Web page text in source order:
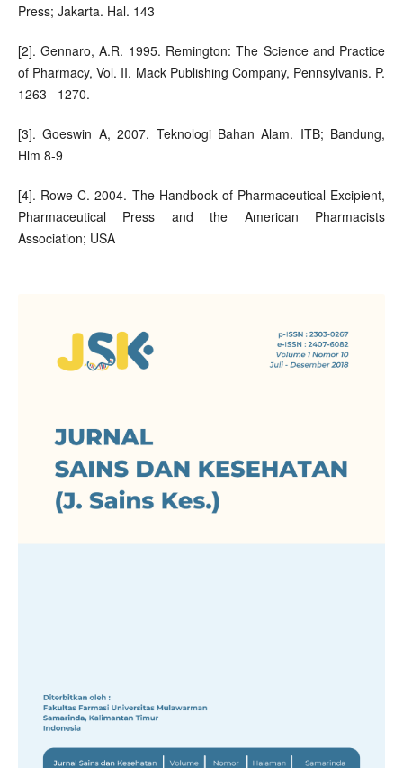
Press; Jakarta. Hal. 143
[2]. Gennaro, A.R. 1995. Remington: The Science and Practice
of Pharmacy, Vol. II. Mack Publishing Company, Pennsylvanis. P.
1263 –1270.
[3]. Goeswin A, 2007. Teknologi Bahan Alam. ITB; Bandung,
Hlm 8-9
[4]. Rowe C. 2004. The Handbook of Pharmaceutical Excipient,
Pharmaceutical Press and the American Pharmacists
Association; USA